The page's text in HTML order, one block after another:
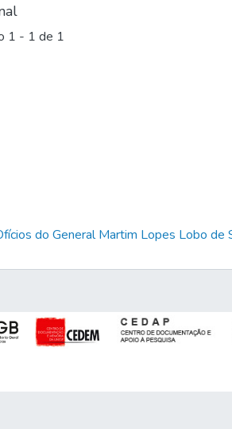
1 - 1 de 1
do General Martim Lopes Lobo